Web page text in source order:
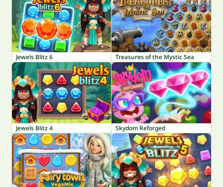
Jewels Blitz 6 Treasures of the Mystic Sea
Jewels Blitz 4 Skydom Reforged